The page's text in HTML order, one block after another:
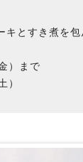
キとすき煮を
）まで
）